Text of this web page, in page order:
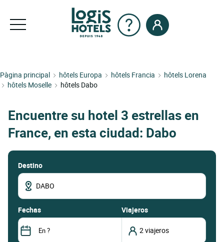
Pàgina principal hôtels Europa hôtels Francia
hôtels Lorena
hôtels Moselle
hôtels Dabo
Encuentre su hotel 3 estrellas en
France, en esta ciudad: Dabo
Destino
fechas Viajeros